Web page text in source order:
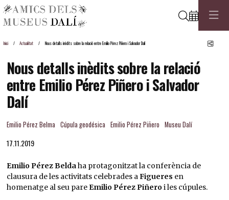
Cerca
Inici Actualitat Nous detalls inèdits sobre la relació entre Emilio Pérez Piñero i Salvador Dalí
Nous detalls inèdits sobre la relació
entre Emilio Pérez Piñero i Salvador
Dalí
Emilio Pérez Belma Cúpula geodésica Emilio Pérez Piñero Museu Dalí
17.11.2019
Emilio Pérez Beldaha protagonitzat la conferència de
clausura de les activitats celebrades aFigueres en
homenatge al seu pare Emilio Pérez Piñeroi les cúpules.